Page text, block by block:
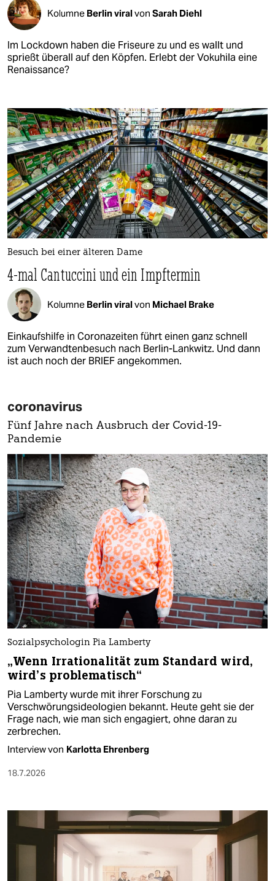
Kolumne Berlin viralvon Sarah Diehl
Im Lockdown haben die Friseure zu und es wallt und
sprießt überall auf den Köpfen. Erlebt der Vokuhila eine
Renaissance?
Besuch bei einer älteren Dame
4-mal Cantuccini und ein Impftermin
Kolumne Berlin viralvon Michael Brake
Einkaufshilfe in Coronazeiten führt einen ganz schnell
zum Verwandtenbesuch nach Berlin-Lankwitz. Und dann
ist auch noch der BRIEF angekommen.
coronavirus
Fünf Jahre nach Ausbruch der Covid-19-
Pandemie
Sozialpsychologin Pia Lamberty
„Wenn Irrationalität zum Standard wird,
wird’s problematisch“
Pia Lamberty wurde mit ihrer Forschung zu
Verschwörungsideologien bekannt. Heute geht sie der
Frage nach, wie man sich engagiert, ohne daran zu
zerbrechen.
Interview von Karlotta Ehrenberg
18.7.2026